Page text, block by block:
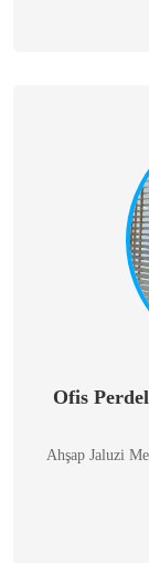
Ofis
Ahşap Jaluzi